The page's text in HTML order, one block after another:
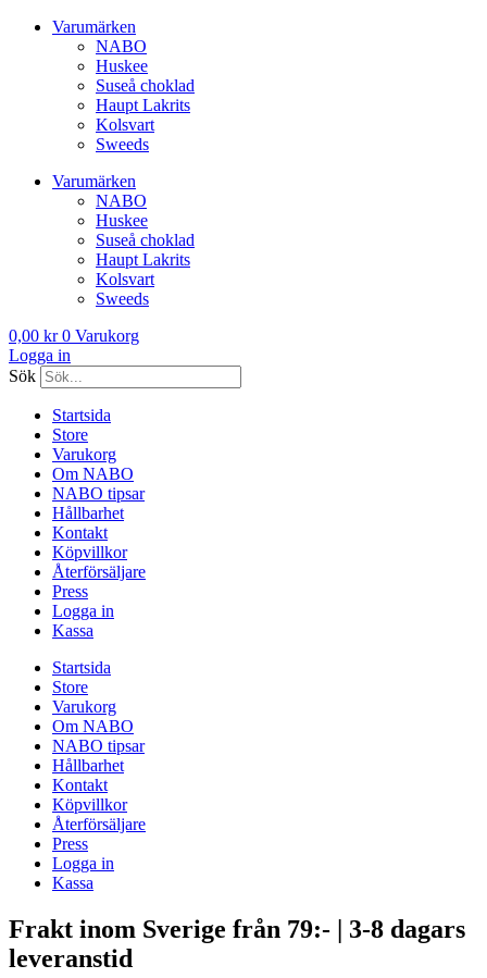
Varumärken
NABO
Huskee
Suseå choklad
Haupt Lakrits
Kolsvart
Sweeds
Varumärken
NABO
Huskee
Suseå choklad
Haupt Lakrits
Kolsvart
Sweeds
0,00 kr 0 Varukorg
Logga in
Sök
Startsida
Store
Varukorg
Om NABO
NABO tipsar
Hållbarhet
Kontakt
Köpvillkor
Återförsäljare
Press
Logga in
Kassa
Startsida
Store
Varukorg
Om NABO
NABO tipsar
Hållbarhet
Kontakt
Köpvillkor
Återförsäljare
Press
Logga in
Kassa
Frakt inom Sverige från 79:- | 3-8 dagars
leveranstid